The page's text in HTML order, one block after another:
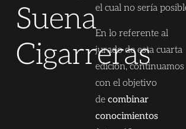
Suena
Cigarreras
el cual no sería
En lo referente al
jurado de esta cuarta
edición, continuamos
con el objetivo
de combinar
conocimientos